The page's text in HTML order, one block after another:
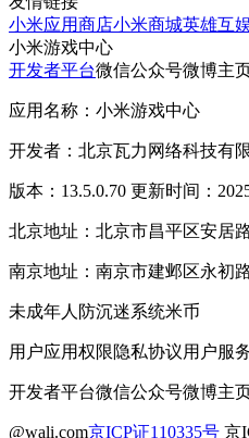
小米应用商店小米商城英雄互
小米游戏中心
开发者平台微信公众号微博主
应用名称：小米游戏中心
开发者：北京瓦力网络科技有
版本：13.5.0.70 更新时间：
北京地址：北京市昌平区安居
南京地址：南京市建邺区永初
未成年人防沉迷系统米币
用户应用权限隐私协议用户服
开发者平台微信公众号微博主
@wali.com京ICP证110335号 京